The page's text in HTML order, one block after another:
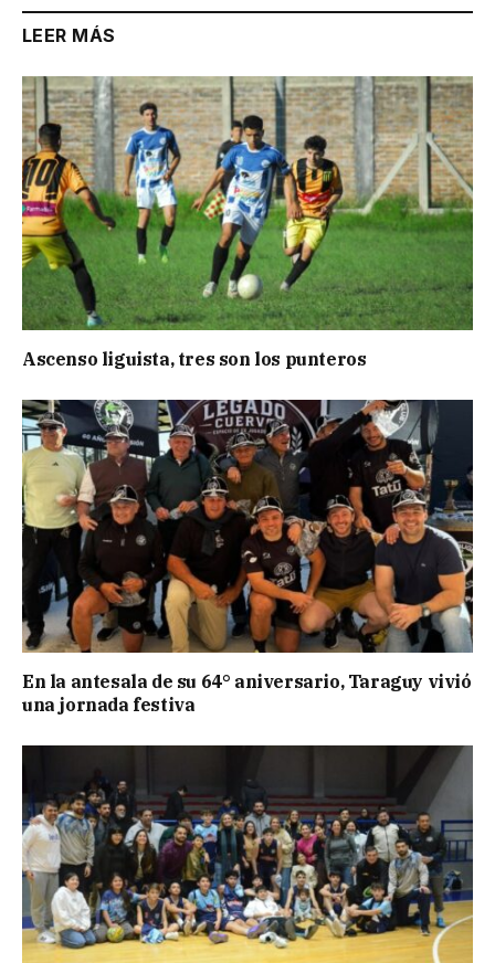
LEER MÁS
Ascenso liguista, tres son los punteros
En la antesala de su 64° aniversario, Taraguy vivió
una jornada festiva